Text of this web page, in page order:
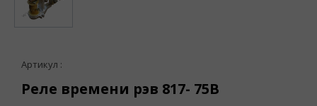
Артикул :
Реле времени рэв 817- 75В